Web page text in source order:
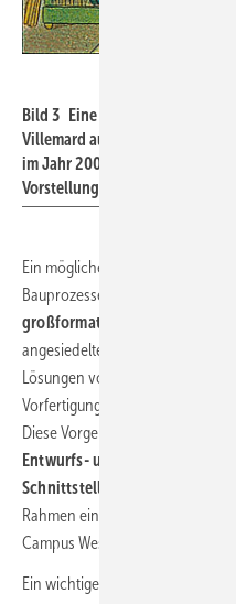
Bild 3 Eine Serie retro-
Villemard aus dem Jahr 1910
im Jahr 2000 sein könnte.
Vorstellungen über rationelle
Ein mögliches
Bauprozessen ist laut Brell-
großformatiger
angesiedelte Center
Lösungen von der
Vorfertigung bis hin zur
Diese Vorgehensweise, das heißt,
Entwurfs- und
Schnittstellen, Standards und
Rahmen eines rund 10 000 m
Campus West in Aachen-
Ein wichtiger Teil des Projekts ist